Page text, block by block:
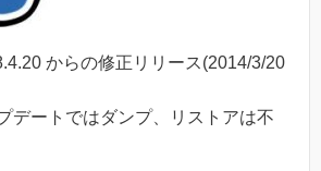
からの修正リリース(2014/3/20
デートではダンプ、リストアは不